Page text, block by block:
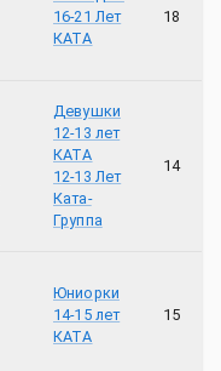
16-21 Лет
КАТА
18
Девушки
12-13 лет
КАТА
12-13 Лет
Ката-
Группа
14
Юниорки
14-15 лет
КАТА
15